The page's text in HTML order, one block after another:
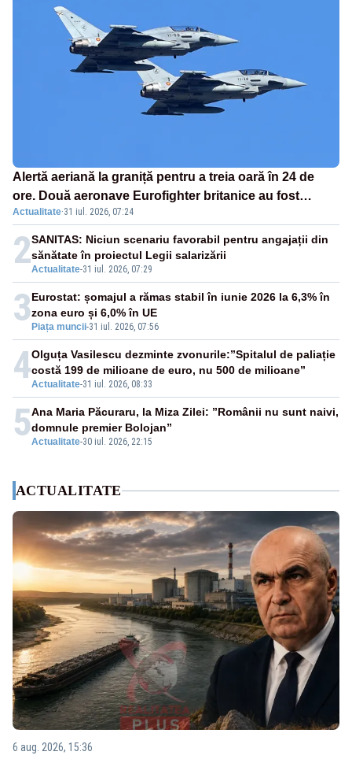
Alertă aeriană la graniță pentru a treia oară în 24 de
ore. Două aeronave Eurofighter britanice au fost
ridicate de la sol
Actualitate·31 iul. 2026, 07:24
2Actualitate-31 iul. 2026, 07:29
SANITAS: Niciun scenariu favorabil pentru angajații din
sănătate în proiectul Legii salarizării
3 Piața muncii-31 iul. 2026, 07:56
Eurostat: șomajul a rămas stabil în iunie 2026 la 6,3% în
zona euro și 6,0% în UE
4Actualitate-31 iul. 2026, 08:33
Olguța Vasilescu dezminte zvonurile:”Spitalul de paliație
costă 199 de milioane de euro, nu 500 de milioane”
5Actualitate-30 iul. 2026, 22:15
Ana Maria Păcuraru, la Miza Zilei: ”Românii nu sunt naivi,
domnule premier Bolojan”
ACTUALITATE
6 aug. 2026, 15:36